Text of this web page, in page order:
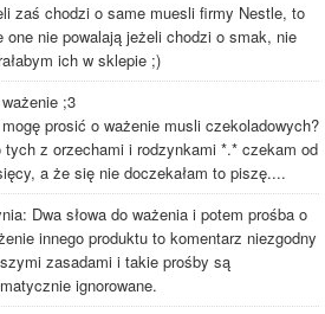
zaś chodzi o same muesli firmy Nestle, to
one nie powalają jeżeli chodzi o smak, nie
ich w sklepie ;)
;3
prosić o ważenie musli czekoladowych?
tych z orzechami i rodzynkami *.* czekam od
a że się nie doczekałam to piszę....
Dwa słowa do ważenia i potem prośba o
innego produktu to komentarz niezgodny
zasadami i takie prośby są
ignorowane.